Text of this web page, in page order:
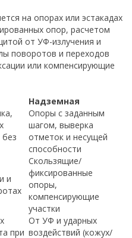
на опорах или эстакадах
опор, расчетом
от УФ-излучения и
поворотов и переходов
или компенсирующие
Надземная
без
Опоры с заданным
шагом, выверка
отметок и несущей
способности
и
Скользящие/
фиксированные
опоры,
компенсирующие
участки
при
От УФ и ударных
воздействий (кожух/